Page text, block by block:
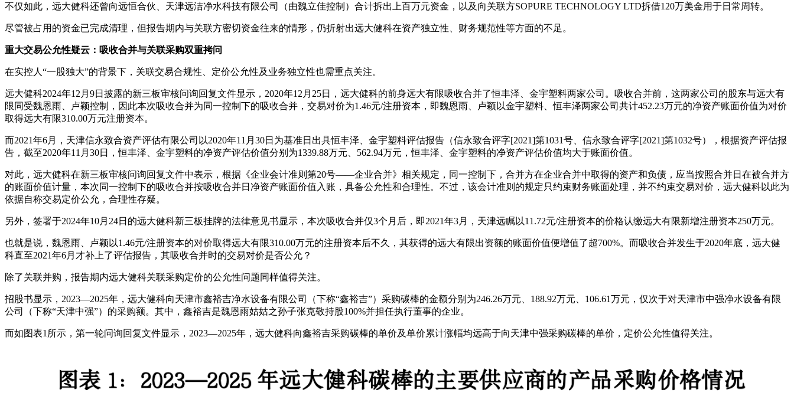
不仅如此，远大健科还曾向远恒合伙、天津远洁净水科技有限公司（由魏立佳控制）合计拆出上百万元资金，以及向关联方SOPURE TECHNOLOGY LTD拆借120万美金用于日常周转。
尽管被占用的资金已完成清理，但报告期内与关联方密切资金往来的情形，仍折射出远大健科在资产独立性、财务规范性等方面的不足。
重大交易公允性疑云：吸收合并与关联采购双重拷问
在实控人“一股独大”的背景下，关联交易合规性、定价公允性及业务独立性也需重点关注。
远大健科2024年12月9日披露的新三板审核问询回复文件显示，2020年12月25日，远大健科的前身远大有限吸收合并了恒丰泽、金宇塑料两家公司。吸收合并前，这两家公司的股东与远大有
限同受魏恩雨、卢颖控制，因此本次吸收合并为同一控制下的吸收合并，交易对价为1.46元/注册资本，即魏恩雨、卢颖以金宇塑料、恒丰泽两家公司共计452.23万元的净资产账面价值为对价
取得远大有限310.00万元注册资本。
而2021年6月，天津信永致合资产评估有限公司以2020年11月30日为基准日出具恒丰泽、金宇塑料评估报告（信永致合评字[2021]第1031号、信永致合评字[2021]第1032号），根据资产评估报
告，截至2020年11月30日，恒丰泽、金宇塑料的净资产评估价值分别为1339.88万元、562.94万元，恒丰泽、金宇塑料的净资产评估价值均大于账面价值。
对此，远大健科在新三板审核问询回复文件中表示，根据《企业会计准则第20号——企业合并》相关规定，同一控制下，合并方在企业合并中取得的资产和负债，应当按照合并日在被合并方
的账面价值计量，本次同一控制下的吸收合并按吸收合并日净资产账面价值入账，具备公允性和合理性。不过，该会计准则的规定只约束财务账面处理，并不约束交易对价，远大健科以此为
依据自称交易定价公允，合理性存疑。
另外，签署于2024年10月24日的远大健科新三板挂牌的法律意见书显示，本次吸收合并仅3个月后，即2021年3月，天津远瞩以11.72元/注册资本的价格认缴远大有限新增注册资本250万元。
也就是说，魏恩雨、卢颖以1.46元/注册资本的对价取得远大有限310.00万元的注册资本后不久，其获得的远大有限出资额的账面价值便增值了超700%。而吸收合并发生于2020年底，远大健
科直至2021年6月才补上了评估报告，其吸收合并时的交易对价是否公允？
除了关联并购，报告期内远大健科关联采购定价的公允性问题同样值得关注。
招股书显示，2023—2025年，远大健科向天津市鑫裕吉净水设备有限公司（下称“鑫裕吉”）采购碳棒的金额分别为246.26万元、188.92万元、106.61万元，仅次于对天津市中强净水设备有限
公司（下称“天津中强”）的采购额。其中，鑫裕吉是魏恩雨姑姑之孙子张克敬持股100%并担任执行董事的企业。
而如图表1所示，第一轮问询回复文件显示，2023—2025年，远大健科向鑫裕吉采购碳棒的单价及单价累计涨幅均远高于向天津中强采购碳棒的单价，定价公允性值得关注。